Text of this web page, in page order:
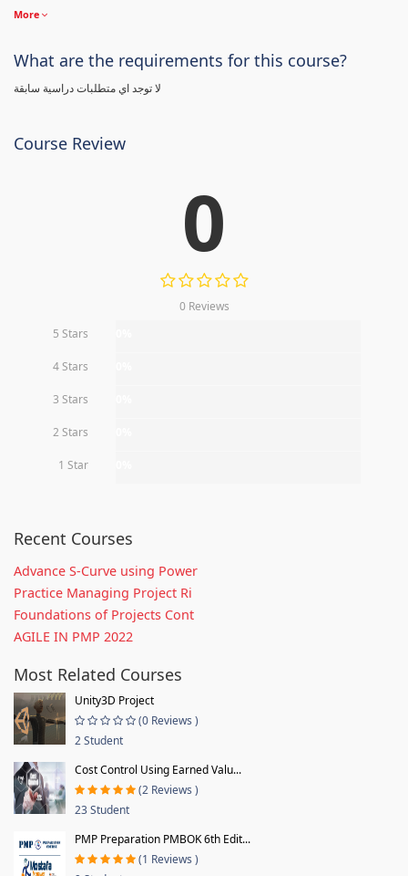
More
What are the requirements for this course?
لا توجد اي متطلبات دراسية سابقة
Course Review
0
0 Reviews
5 Stars
4 Stars
3 Stars
2 Stars
1 Star
Recent Courses
Advance S-Curve using Power
Practice Managing Project Ri
Foundations of Projects Cont
AGILE IN PMP 2022
Most Related Courses
Unity3D Project
(0 Reviews )
2 Student
Cost Control Using Earned Valu...
(2 Reviews )
23 Student
PMP Preparation PMBOK 6th Edit...
(1 Reviews )